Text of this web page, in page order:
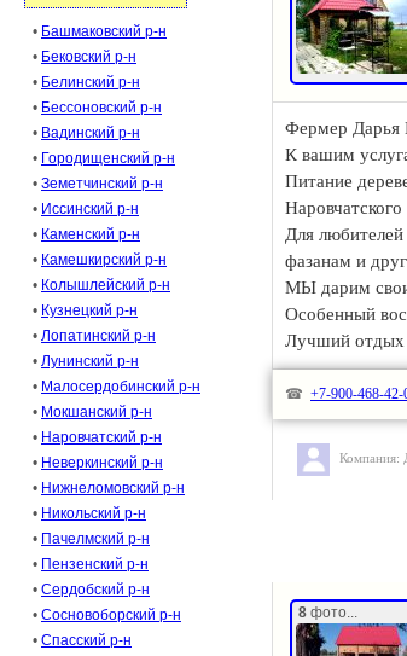
• Башмаковский р-н
• Бековский р-н
• Белинский р-н
• Бессоновский р-н
• Вадинский р-н
• Городищенский р-н
• Земетчинский р-н
• Иссинский р-н
• Каменский р-н
• Камешкирский р-н
• Колышлейский р-н
• Кузнецкий р-н
• Лопатинский р-н
• Лунинский р-н
• Малосердобинский р-н
• Мокшанский р-н
• Наровчатский р-н
• Неверкинский р-н
• Нижнеломовский р-н
• Никольский р-н
• Пачелмский р-н
• Пензенский р-н
• Сердобский р-н
• Сосновоборский р-н
• Спасский р-н
Фермер Дарья
К вашим
Питание
Для
фазанам и
МЫ дарим
Особенный
Лучший отдых
☎ +7-900-468-42-
Компания:
8 фото...